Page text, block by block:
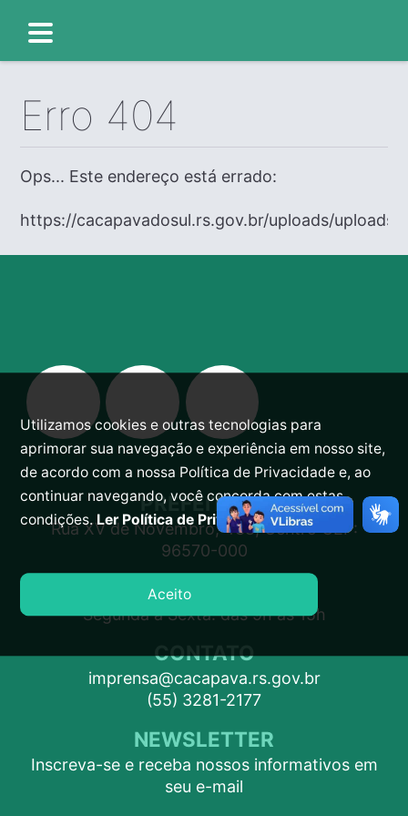
Erro 404
Ops... Este endereço está errado:
https://cacapavadosul.rs.gov.br/uploads/uploads/
PREFEITURA
Rua XV de Novembro, 438, Centro CEP:
96570-000
ATENDIMENTO
Segunda a Sexta: das 9h às 15h
CONTATO
imprensa@cacapava.rs.gov.br
(55) 3281-2177
NEWSLETTER
Inscreva-se e receba nossos informativos em
seu e-mail
Utilizamos cookies e outras tecnologias para
aprimorar sua navegação e experiência em nosso site,
de acordo com a nossa Política de Privacidade e, ao
continuar navegando, você concorda com estas
condições.Ler Política de Privacidade.
Aceito